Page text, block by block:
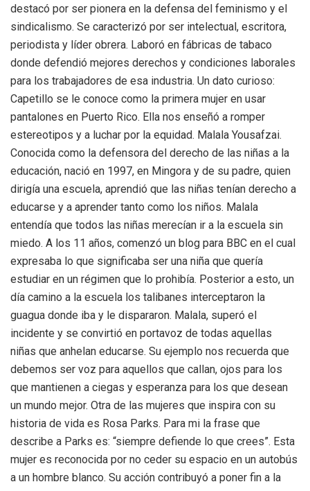
destacó por ser pionera en la defensa del feminismo y el
sindicalismo. Se caracterizó por ser intelectual, escritora,
periodista y líder obrera. Laboró en fábricas de tabaco
donde defendió mejores derechos y condiciones laborales
para los trabajadores de esa industria. Un dato curioso:
Capetillo se le conoce como la primera mujer en usar
pantalones en Puerto Rico. Ella nos enseñó a romper
estereotipos y a luchar por la equidad. Malala Yousafzai.
Conocida como la defensora del derecho de las niñas a la
educación, nació en 1997, en Mingora y de su padre, quien
dirigía una escuela, aprendió que las niñas tenían derecho a
educarse y a aprender tanto como los niños. Malala
entendía que todos las niñas merecían ir a la escuela sin
miedo. A los 11 años, comenzó un blog para BBC en el cual
expresaba lo que significaba ser una niña que quería
estudiar en un régimen que lo prohibía. Posterior a esto, un
día camino a la escuela los talibanes interceptaron la
guagua donde iba y le dispararon. Malala, superó el
incidente y se convirtió en portavoz de todas aquellas
niñas que anhelan educarse. Su ejemplo nos recuerda que
debemos ser voz para aquellos que callan, ojos para los
que mantienen a ciegas y esperanza para los que desean
un mundo mejor. Otra de las mujeres que inspira con su
historia de vida es Rosa Parks. Para mi la frase que
describe a Parks es: “siempre defiende lo que crees”. Esta
mujer es reconocida por no ceder su espacio en un autobús
a un hombre blanco. Su acción contribuyó a poner fin a la